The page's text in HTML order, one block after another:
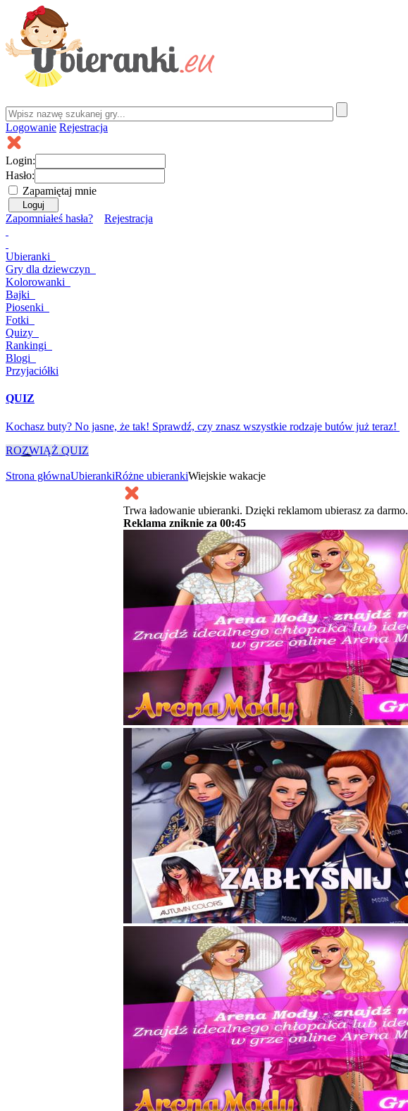
Logowanie Rejestracja
Login:
Hasło:
Zapamiętaj mnie
Zapomniałeś hasła? Rejestracja
Ubieranki
Gry dla dziewczyn
Kolorowanki
Bajki
Piosenki
Fotki
Quizy
Rankingi
Blogi
Przyjaciółki
QUIZ
Kochasz buty? No jasne, że tak! Sprawdź, czy znasz wszystkie rodzaje butów już teraz!
ROZWIĄŻ QUIZ
Strona głównaUbierankiRóżne ubierankiWiejskie wakacje
Trwa ładowanie ubieranki. Dzięki reklamom ubierasz za darmo.
Reklama zniknie za 00:45